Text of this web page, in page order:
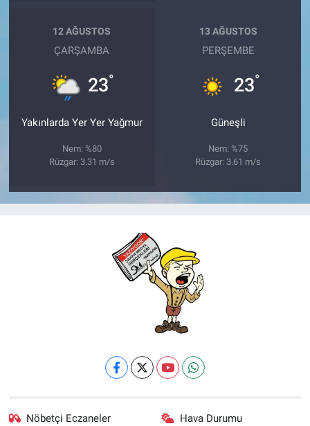
12 AĞUSTOS
ÇARŞAMBA
23°
Yakınlarda Yer Yer Yağmur
Nem: %80
Rüzgar: 3.31 m/s
13 AĞUSTOS
PERŞEMBE
23°
Güneşli
Nem: %75
Rüzgar: 3.61 m/s
Nöbetçi Eczaneler Hava Durumu